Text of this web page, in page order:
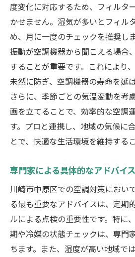
度変化に対応するため、フィルタ
かせません。湿気が多いとフィル
め、月に一度のチェックを推奨し
振動が空調機器から聞こえる場合
することが重要です。これにより
未然に防ぎ、空調機器の寿命を延
さらに、季節ごとの気温変動を考
画を立てることで、効率的な空調
す。プロと連携し、地域の気候に
とで、快適な生活環境を維持する
専門家による具体的なアドバイス
川崎市中原区での空調対策におい
る最も重要なアドバイスは、定期
ルによる点検の重要性です。特に
期や冷媒の状態チェックは、専門
ちます。また、湿度が高い地域で